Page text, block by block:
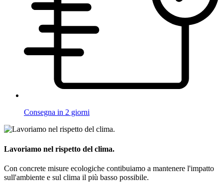
Consegna in 2 giorni
Lavoriamo nel rispetto del clima.
Con concrete misure ecologiche contibuiamo a mantenere l'impatto
sull'ambiente e sul clima il più basso possibile.